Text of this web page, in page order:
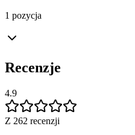
1 pozycja
Recenzje
4.9
Z 262 recenzji